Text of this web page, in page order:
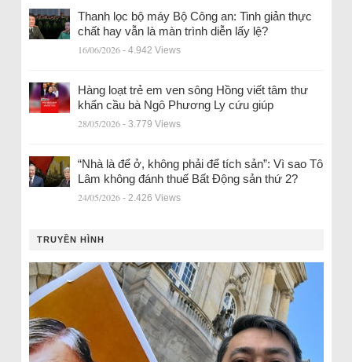
Thanh lọc bộ máy Bộ Công an: Tinh giản thực
chất hay vẫn là màn trình diễn lấy lệ?
16/06/2026 - 4.942 Views
Hàng loạt trẻ em ven sông Hồng viết tâm thư
khẩn cầu bà Ngô Phương Ly cứu giúp
28/05/2026 - 3.779 Views
“Nhà là để ở, không phải để tích sản”: Vì sao Tô
Lâm không đánh thuế Bất Động sản thứ 2?
24/05/2026 - 2.426 Views
TRUYỀN HÌNH